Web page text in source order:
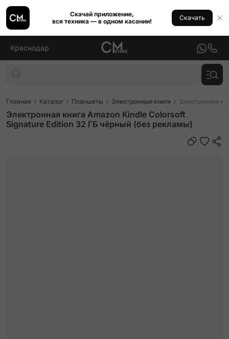
Скачай приложение,
вся техника — в одном касании!
Скачать
Краснодар
Главная Каталог Планшеты Электронные книги Электронная
Электронная книга Amazon Kindle Colorsoft
Signature Edition 32 ГБ чёрный (без рекламы)